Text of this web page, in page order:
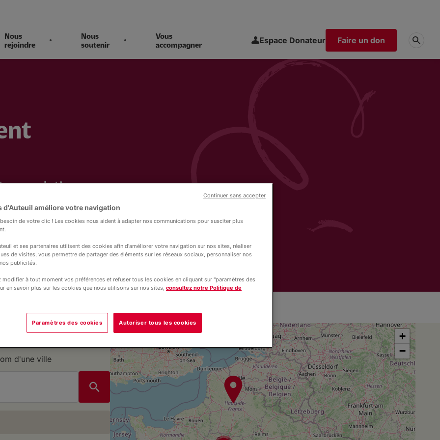
Nous
rejoindre
Nous
soutenir
Vous
accompagner
Espace Donateur Faire un don
une solution
à des personnes
la vie
d'une ville
+
−
d'Auteuil améliore votre navigation
de votre clic ! Les cookies nous aident à adapter nos communications pour susciter plus
et ses partenaires utilisent des cookies afin d'améliorer votre navigation sur nos sites, réaliser
de visites, vous permettre de partager des éléments sur les réseaux sociaux, personnaliser nos
publicités.
modifier à tout moment vos préférences et refuser tous les cookies en cliquant sur "paramètres des
en savoir plus sur les cookies que nous utilisons sur nos sites, consultez notre Politique de
Paramètres des cookies Autoriser tous les cookies
Continuer sans accepter